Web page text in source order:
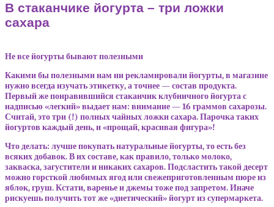
В стаканчике йогурта – три ложки
сахара
Не все йогурты бывают полезными
Какими бы полезными нам ни рекламировали йогурты, в магазине
нужно всегда изучать этикетку, а точнее — состав продукта.
Первый же понравившийся стаканчик клубничного йогурта с
надписью «легкий» выдает нам: внимание — 16 граммов сахарозы.
Считай, это три (!) полных чайных ложки сахара. Парочка таких
йогуртов каждый день, и «прощай, красивая фигура»!
Что делать: лучше покупать натуральные йогурты, то есть без
всяких добавок. В их составе, как правило, только молоко,
закваска, загустители и никаких сахаров. Подсластить такой десерт
можно горсткой любимых ягод или свежеприготовленным пюре из
яблок, груш. Кстати, варенье и джемы тоже под запретом. Иначе
рискуешь получить тот же «диетический» йогурт из супермаркета.